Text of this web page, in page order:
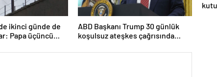
ikinci günde de
Papa üçüncü
ABD Başkanı Trump 30 günlük
koşulsuz ateşkes çağrısında